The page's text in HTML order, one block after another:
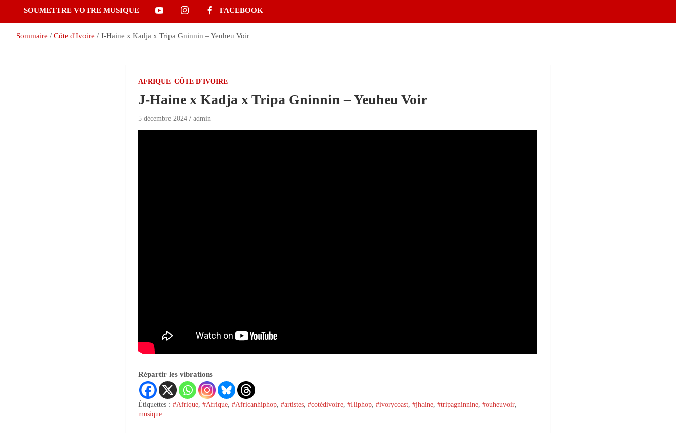
SOUMETTRE VOTRE MUSIQUE FACEBOOK
Sommaire Côte d'Ivoire J-Haine x Kadja x Tripa Gninnin – Yeuheu Voir
AFRIQUE CÔTE D'IVOIRE
J-Haine x Kadja x Tripa Gninnin – Yeuheu Voir
5 décembre 2024 admin
Répartir les vibrations
Étiquettes : #Afrique,#Afrique,#Africanhiphop,#artistes,#cotédivoire,#Hiphop,#ivorycoast,#jhaine,#tripagninnine,#ouheuvoir,
musique